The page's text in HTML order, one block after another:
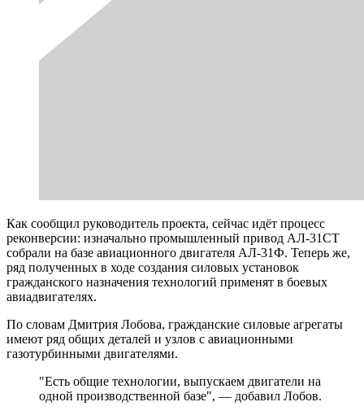
Как сообщил руководитель проекта, сейчас идёт процесс
реконверсии: изначально промышленный привод АЛ-31СТ
собрали на базе авиационного двигателя АЛ-31Ф. Теперь же,
ряд полученных в ходе создания силовых установок
гражданского назначения технологий применят в боевых
авиадвигателях.
По словам Дмитрия Лобова, гражданские силовые агрегаты
имеют ряд общих деталей и узлов с авиационными
газотурбинными двигателями.
"Есть общие технологии, выпускаем двигатели на
одной производственной базе", — добавил Лобов.